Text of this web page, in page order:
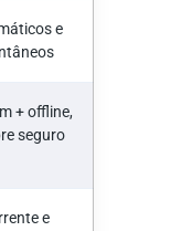
e
+ offline,
seguro
e